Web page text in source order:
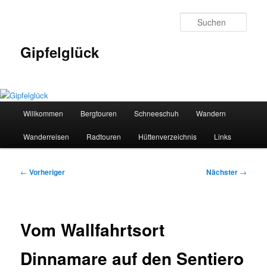
Gipfelglück
Willkommen Bergtouren Schneeschuh Wandern
Wanderreisen Radtouren Hüttenverzeichnis Links
Beitragsnavigation
← Vorheriger Nächster →
Vom Wallfahrtsort
Dinnamare auf den Sentiero